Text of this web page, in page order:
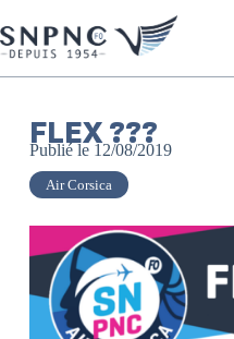
FLEX ???
Publié le 12/08/2019
Air Corsica